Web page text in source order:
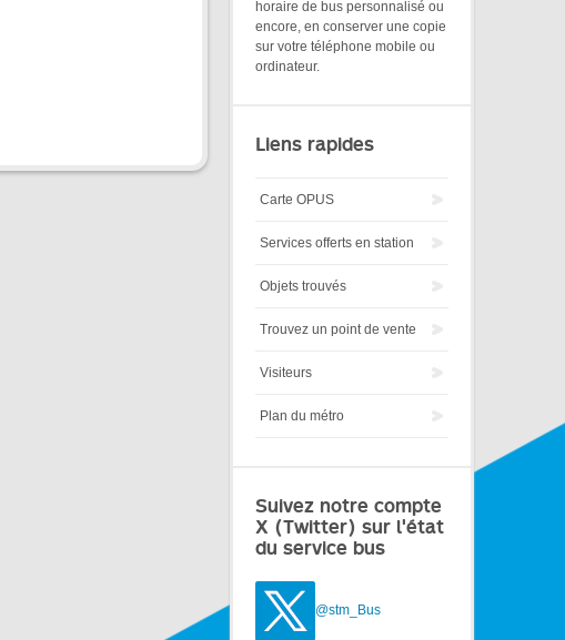
horaire de bus personnalisé ou
encore, en conserver une copie
sur votre téléphone mobile ou
ordinateur.
Liens rapides
Carte OPUS
Services offerts en station
Objets trouvés
Trouvez un point de vente
Visiteurs
Plan du métro
Suivez notre compte
X (Twitter) sur l'état
du service bus
@stm_Bus